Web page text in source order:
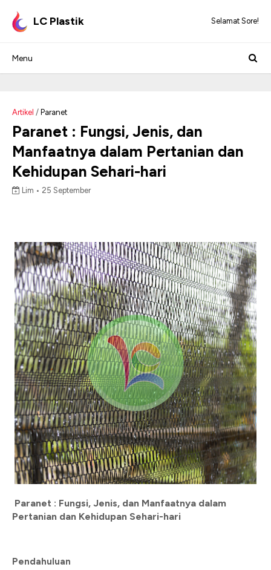
LC Plastik Selamat Sore!
Artikel / Paranet
Paranet : Fungsi, Jenis, dan
Manfaatnya dalam Pertanian dan
Kehidupan Sehari-hari
Lim • 25 September
Paranet : Fungsi, Jenis, dan Manfaatnya dalam
Pertanian dan Kehidupan Sehari-hari
Pendahuluan